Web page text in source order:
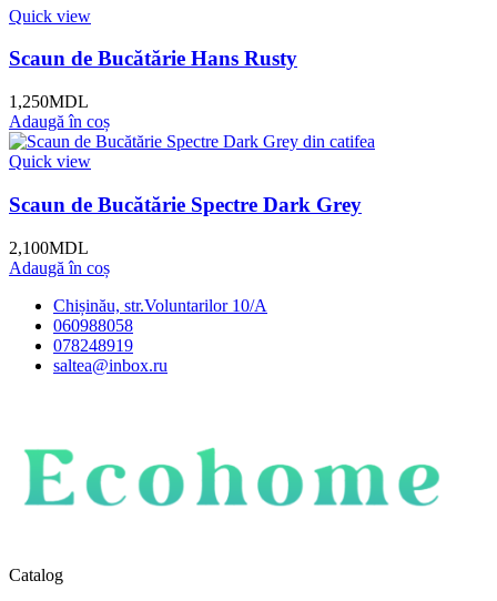
Quick view
Scaun de Bucătărie Hans Rusty
1,250MDL
Adaugă în coș
Quick view
Scaun de Bucătărie Spectre Dark Grey
2,100MDL
Adaugă în coș
Chișinău, str.Voluntarilor 10/A
060988058
078248919
saltea@inbox.ru
Catalog